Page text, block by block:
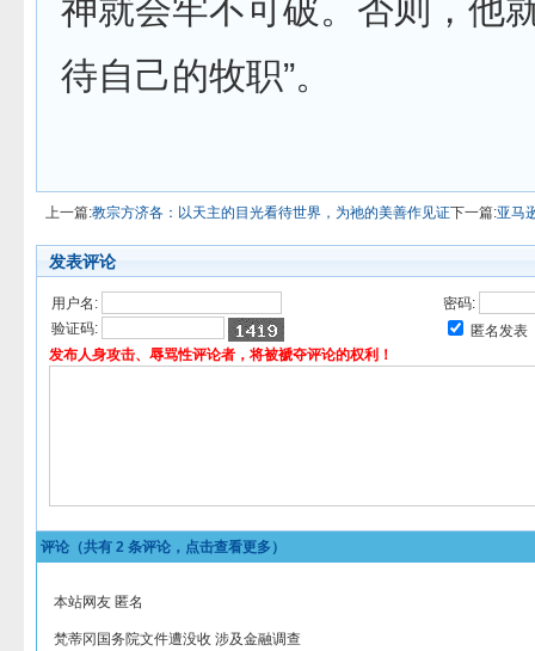
神就会牢不可破。否则，他
待自己的牧职”。
上一篇:教宗方济各：以天主的目光看待世界，为祂的美善作见证下一篇:亚马
发表评论
用户名:
密码:
验证码:
匿名发表
发布人身攻击、辱骂性评论者，将被褫夺评论的权利！
评论（共有 2 条评论，点击查看更多）
本站网友 匿名
梵蒂冈国务院文件遭没收 涉及金融调查